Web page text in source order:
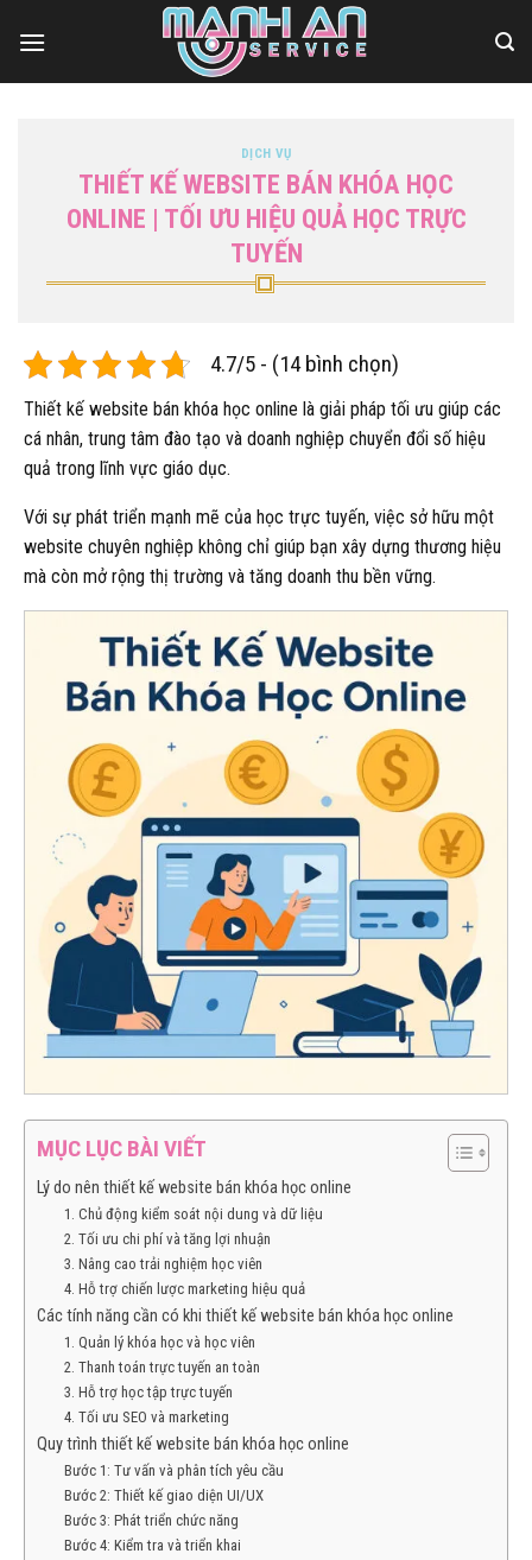
qua
DỊCH VỤ
THIẾT KẾ WEBSITE BÁN KHÓA HỌC
ONLINE | TỐI ƯU HIỆU QUẢ HỌC TRỰC
TUYẾN
4.7/5 - (14 bình chọn)
Thiết kế website bán khóa học online là giải pháp tối ưu giúp các
cá nhân, trung tâm đào tạo và doanh nghiệp chuyển đổi số hiệu
quả trong lĩnh vực giáo dục.
Với sự phát triển mạnh mẽ của học trực tuyến, việc sở hữu một
website chuyên nghiệp không chỉ giúp bạn xây dựng thương hiệu
mà còn mở rộng thị trường và tăng doanh thu bền vững.
MỤC LỤC BÀI VIẾT
Lý do nên thiết kế website bán khóa học online
1. Chủ động kiểm soát nội dung và dữ liệu
2. Tối ưu chi phí và tăng lợi nhuận
3. Nâng cao trải nghiệm học viên
4. Hỗ trợ chiến lược marketing hiệu quả
Các tính năng cần có khi thiết kế website bán khóa học online
1. Quản lý khóa học và học viên
2. Thanh toán trực tuyến an toàn
3. Hỗ trợ học tập trực tuyến
4. Tối ưu SEO và marketing
Quy trình thiết kế website bán khóa học online
Bước 1: Tư vấn và phân tích yêu cầu
Bước 2: Thiết kế giao diện UI/UX
Bước 3: Phát triển chức năng
Bước 4: Kiểm tra và triển khai